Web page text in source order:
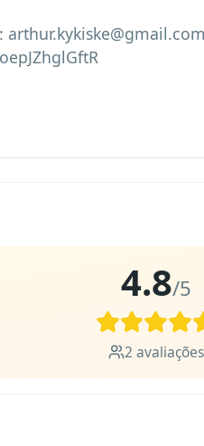
4.8/5
2 avaliações